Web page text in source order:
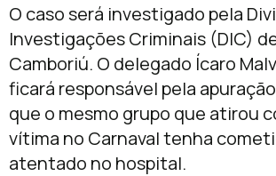
O caso será investigado pela
Investigações Criminais (DIC)
Camboriú. O delegado Ícaro
ficará responsável pela
que o mesmo grupo que atirou
vítima no Carnaval tenha
atentado no hospital.